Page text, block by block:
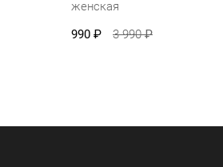
женская
990 ₽ 3 990₽